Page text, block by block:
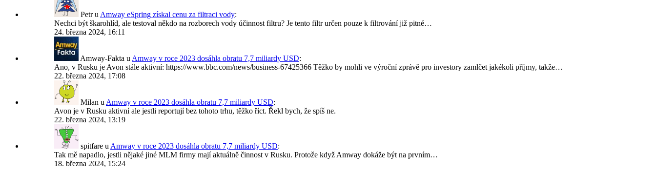
Petru Amway eSpring získal cenu za filtraci vody:
Nechci být škarohlíd, ale testoval někdo na rozborech vody účinnost filtru? Je tento filtr určen pouze k filtrování již pitné…
24. března 2024, 16:11
Amway-Fakta u Amway v roce 2023 dosáhla obratu 7,7 miliardy USD:
Ano, v Rusku je Avon stále aktivní: https://www.bbc.com/news/business-67425366 Těžko by mohli ve výroční zprávě pro investory zamlčet jakékoli příjmy, takže…
22. března 2024, 17:08
Milan u Amway v roce 2023 dosáhla obratu 7,7 miliardy USD:
Avon je v Rusku aktivní ale jestli reportují bez tohoto trhu, těžko říct. Řekl bych, že spíš ne.
22. března 2024, 13:19
spitfare u Amway v roce 2023 dosáhla obratu 7,7 miliardy USD:
Tak mě napadlo, jestli nějaké jiné MLM firmy mají aktuálně činnost v Rusku. Protože když Amway dokáže být na prvním…
18. března 2024, 15:24